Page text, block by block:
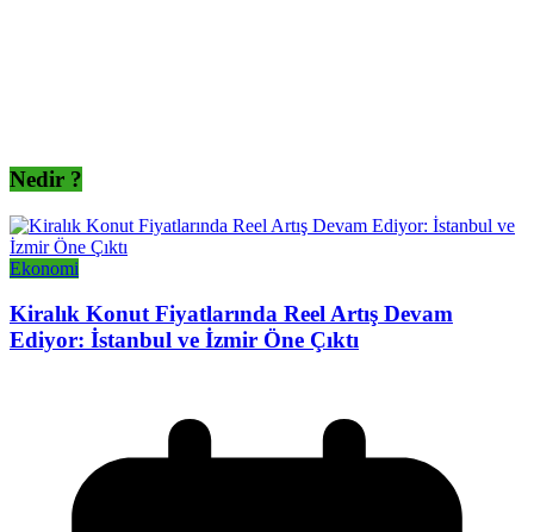
Nedir ?
Ekonomi
Kiralık Konut Fiyatlarında Reel Artış Devam
Ediyor: İstanbul ve İzmir Öne Çıktı